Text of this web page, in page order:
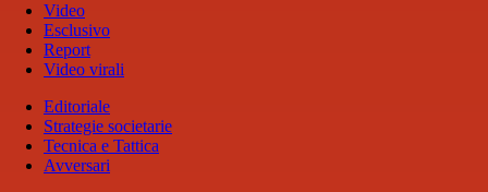
Video
Esclusivo
Report
Video virali
Editoriale
Strategie societarie
Tecnica e Tattica
Avversari